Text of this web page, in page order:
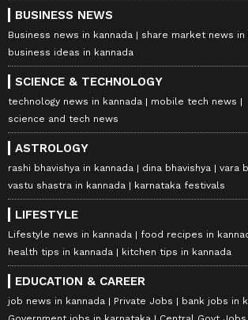
BUSINESS NEWS
Business news in kannada
share market news in
business ideas in kannada
SCIENCE & TECHNOLOGY
technology news in kannada
mobile tech news
science and tech news
ASTROLOGY
rashi bhavishya in kannada dina bhavishya
vara
vastu shastra in kannada
karnataka festivals
LIFESTYLE
Lifestyle news in kannada
food recipes in
health tips in kannada
kitchen tips in kannada
EDUCATION & CAREER
job news in kannada Private Jobs
bank jobs in